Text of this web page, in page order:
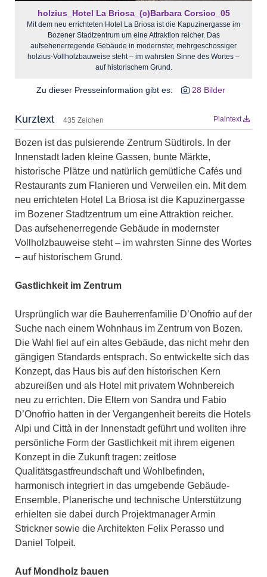
holzius_Hotel La Briosa_(c)Barbara Corsico_05
Mit dem neu errichteten Hotel La Briosa ist die Kapuzinergasse im
Bozener Stadtzentrum um eine Attraktion reicher. Das
aufsehenerregende Gebäude in modernster, mehrgeschossiger
holzius-Vollholzbauweise steht – im wahrsten Sinne des Wortes –
auf historischem Grund.
Zu dieser Presseinformation gibt es: 28 Bilder
Kurztext 435 Zeichen Plaintext
Bozen ist das pulsierende Zentrum Südtirols. In der
Innenstadt laden kleine Gassen, bunte Märkte,
historische Plätze und natürlich gemütliche Cafés und
Restaurants zum Flanieren und Verweilen ein. Mit dem
neu errichteten Hotel La Briosa ist die Kapuzinergasse
im Bozener Stadtzentrum um eine Attraktion reicher.
Das aufsehenerregende Gebäude in modernster
Vollholzbauweise steht – im wahrsten Sinne des Wortes
– auf historischem Grund.
Gastlichkeit im Zentrum
Ursprünglich war die Bauherrenfamilie D’Onofrio auf der
Suche nach einem Wohnhaus im Zentrum von Bozen.
Die Wahl fiel auf ein altes Gebäude, das nicht mehr den
gängigen Standards entsprach. So entwickelte sich das
Konzept, das Haus bis auf den historischen Kern
abzureißen und als Hotel mit privatem Wohnbereich
neu zu errichten. Die Eltern von Sandra und Fabio
D’Onofrio hatten in der Vergangenheit bereits die Hotels
Alpi und Città in der Innenstadt geführt und wollten ihre
persönliche Form der Gastlichkeit mit ihrem eigenen
Konzept in die Zukunft tragen: zeitlose
Qualitätsgastfreundschaft und Wohlbefinden,
harmonisch integriert in das umgebende Gebäude-
Ensemble. Planerische und technische Unterstützung
erhielten sie dabei durch Projektmanager Armin
Strickner sowie die Architekten Felix Perasso und
Daniel Tolpeit.
Auf Mondholz bauen